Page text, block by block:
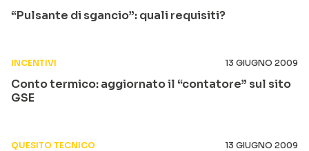
“Pulsante di sgancio”: quali requisiti?
INCENTIVI 13 GIUGNO 2009
Conto termico: aggiornato il “contatore” sul sito
GSE
QUESITO TECNICO 13 GIUGNO 2009